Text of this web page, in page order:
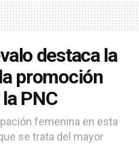
destaca la
promoción
PNC
femenina en esta
se trata del mayor